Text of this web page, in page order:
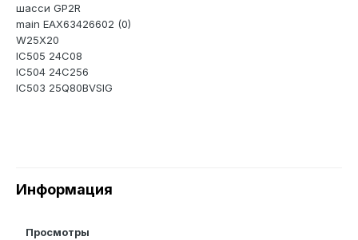
шасси GP2R
main EAX63426602 (0)
W25X20
IC505 24C08
IC504 24C256
IC503 25Q80BVSIG
Информация
Просмотры